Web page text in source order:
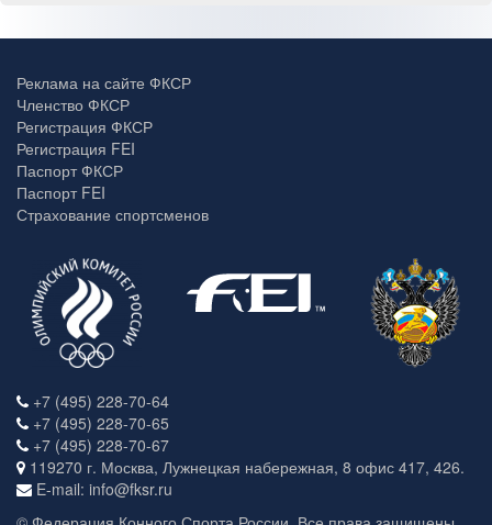
Реклама на сайте ФКСР
Членство ФКСР
Регистрация ФКСР
Регистрация FEI
Паспорт ФКСР
Паспорт FEI
Страхование спортсменов
+7 (495) 228-70-64
+7 (495) 228-70-65
+7 (495) 228-70-67
119270 г. Москва, Лужнецкая набережная, 8 офис 417, 426.
E-mail: info@fksr.ru